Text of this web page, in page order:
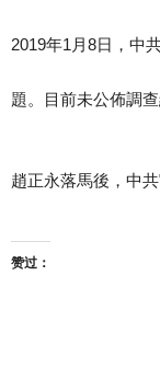
2019年1月8日，中
題。目前未公佈調查
趙正永落馬後，中
赞过：